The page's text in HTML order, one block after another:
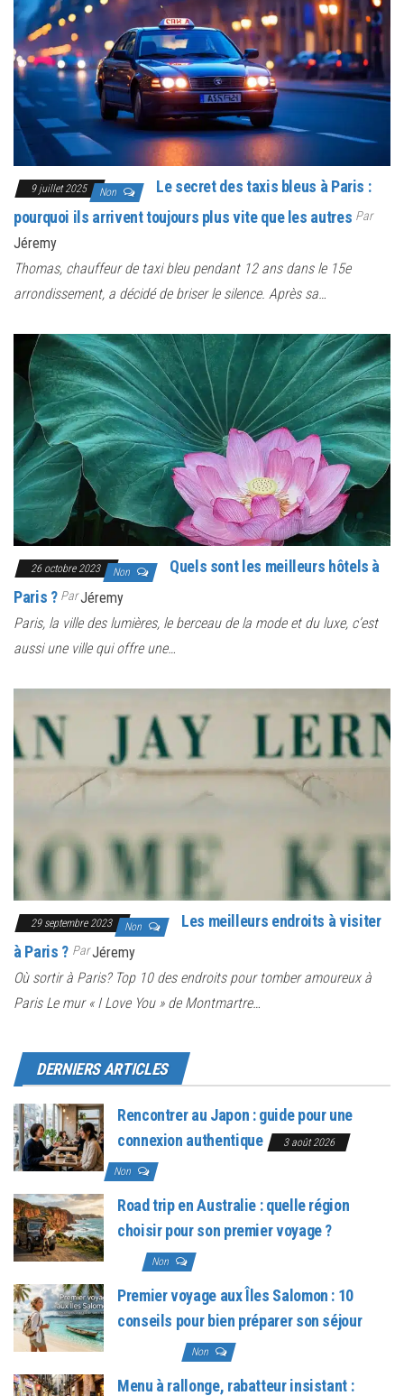
9 juillet 2025 Non
Le secret des taxis bleus à Paris :
pourquoi ils arrivent toujours plus vite que les autres Par
Jéremy
Thomas, chauffeur de taxi bleu pendant 12 ans dans le 15e
arrondissement, a décidé de briser le silence. Après sa…
26 octobre 2023 Non
Quels sont les meilleurs hôtels à
Paris ? ParJéremy
Paris, la ville des lumières, le berceau de la mode et du luxe, c’est
aussi une ville qui offre une…
29 septembre 2023 Non
Les meilleurs endroits à visiter
à Paris ? ParJéremy
Où sortir à Paris? Top 10 des endroits pour tomber amoureux à
Paris Le mur « I Love You » de Montmartre…
DERNIERS ARTICLES
Rencontrer au Japon : guide pour une
connexion authentique
3 août 2026
Non
Road trip en Australie : quelle région
choisir pour son premier voyage ?
Non
Premier voyage aux Îles Salomon : 10
conseils pour bien préparer son séjour
Non
Menu à rallonge, rabatteur insistant :